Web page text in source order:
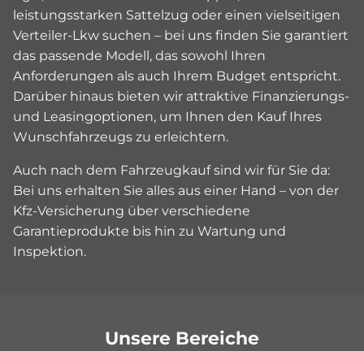
leistungsstarken Sattelzug oder einen vielseitigen
Verteiler-Lkw suchen – bei uns finden Sie garantiert
das passende Modell, das sowohl Ihren
Anforderungen als auch Ihrem Budget entspricht.
Darüber hinaus bieten wir attraktive Finanzierungs-
und Leasingoptionen, um Ihnen den Kauf Ihres
Wunschfahrzeugs zu erleichtern.
Auch nach dem Fahrzeugkauf sind wir für Sie da:
Bei uns erhalten Sie alles aus einer Hand – von der
Kfz-Versicherung über verschiedene
Garantieprodukte bis hin zu Wartung und
Inspektion.
Unsere Bereiche